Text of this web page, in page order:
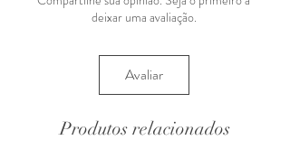
deixar uma avaliação.
Avaliar
Produtos relacionados